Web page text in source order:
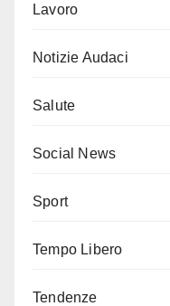
Lavoro
Notizie Audaci
Salute
Social News
Sport
Tempo Libero
Tendenze